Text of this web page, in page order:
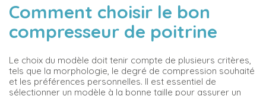
Comment choisir le bon
compresseur de poitrine
Le choix du modèle doit tenir compte de plusieurs critères,
tels que la morphologie, le degré de compression souhaité
et les préférences personnelles. Il est essentiel de
sélectionner un modèle à la bonne taille pour assurer un